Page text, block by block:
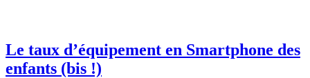
Le taux d’équipement en Smartphone des
enfants (bis !)